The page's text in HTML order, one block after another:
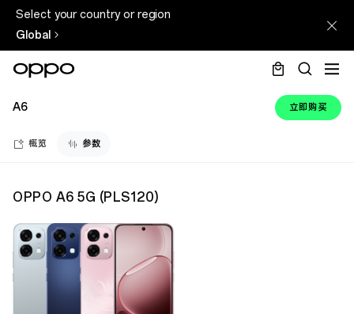
Select your country or region
Global
A6 立即购买
概览 参数
OPPO A6 5G (PLS120)